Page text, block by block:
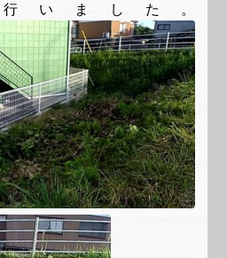
いました。